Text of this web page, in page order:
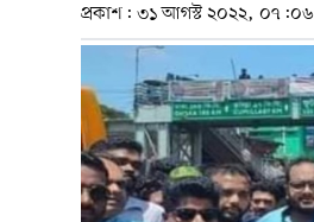
প্রকাশ: ৩১ আগস্ট ২০২২, ০৭:০৬